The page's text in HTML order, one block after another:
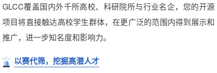
GLCC覆盖国内外千所高校、科研院所与行业名企，您的开源
项目将直接触达高校学生群体，在更广泛的范围内得到展示和
推广，进一步知名度和影响力。
以赛代筛，挖掘高潜人才